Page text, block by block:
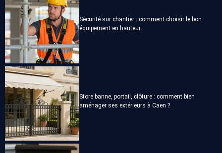
Sécurité sur chantier : comment choisir le bon
équipement en hauteur
Store banne, portail, clôture : comment bien
aménager ses extérieurs à Caen ?